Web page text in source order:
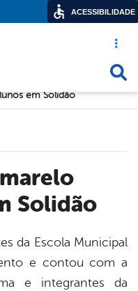
Acesso
em Solidão
Solidão
Escola Municipal
e contou com a
e integrantes da
ACESSIBILIDADE